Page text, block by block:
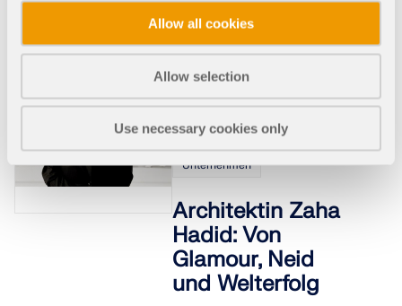
Allow all cookies
Allow selection
Use necessary cookies only
schnallt euch an – hier
kommt die Geschichte eines
echten Bau-Ikonen-Dramas!
15. Mai 2025
000177
Unternehmen
Architektin Zaha
Hadid: Von
Glamour, Neid
und Welterfolg